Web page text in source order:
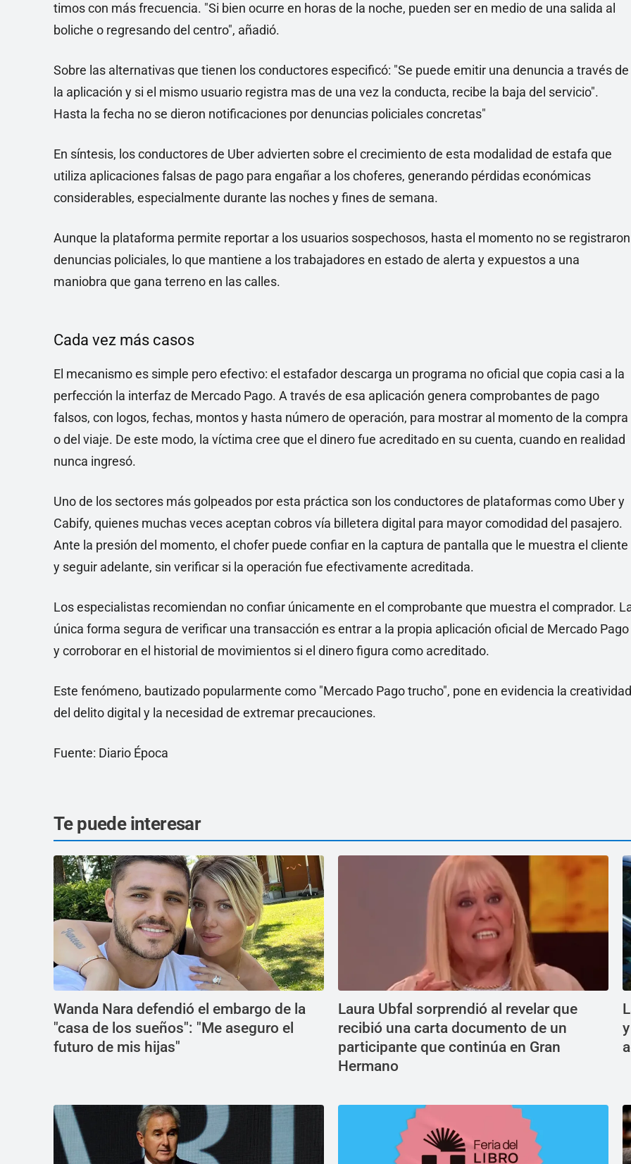
timos con más frecuencia. "Si bien ocurre en horas de la noche, pueden ser en medio de una salida al
boliche o regresando del centro", añadió.
Sobre las alternativas que tienen los conductores especificó: "Se puede emitir una denuncia a través de
la aplicación y si el mismo usuario registra mas de una vez la conducta, recibe la baja del servicio".
Hasta la fecha no se dieron notificaciones por denuncias policiales concretas"
En síntesis, los conductores de Uber advierten sobre el crecimiento de esta modalidad de estafa que
utiliza aplicaciones falsas de pago para engañar a los choferes, generando pérdidas económicas
considerables, especialmente durante las noches y fines de semana.
Aunque la plataforma permite reportar a los usuarios sospechosos, hasta el momento no se registraron
denuncias policiales, lo que mantiene a los trabajadores en estado de alerta y expuestos a una
maniobra que gana terreno en las calles.
Cada vez más casos
El mecanismo es simple pero efectivo: el estafador descarga un programa no oficial que copia casi a la
perfección la interfaz de Mercado Pago. A través de esa aplicación genera comprobantes de pago
falsos, con logos, fechas, montos y hasta número de operación, para mostrar al momento de la compra
o del viaje. De este modo, la víctima cree que el dinero fue acreditado en su cuenta, cuando en realidad
nunca ingresó.
Uno de los sectores más golpeados por esta práctica son los conductores de plataformas como Uber y
Cabify, quienes muchas veces aceptan cobros vía billetera digital para mayor comodidad del pasajero.
Ante la presión del momento, el chofer puede confiar en la captura de pantalla que le muestra el cliente
y seguir adelante, sin verificar si la operación fue efectivamente acreditada.
Los especialistas recomiendan no confiar únicamente en el comprobante que muestra el comprador.
única forma segura de verificar una transacción es entrar a la propia aplicación oficial de Mercado Pago
y corroborar en el historial de movimientos si el dinero figura como acreditado.
Este fenómeno, bautizado popularmente como "Mercado Pago trucho", pone en evidencia la creatividad
del delito digital y la necesidad de extremar precauciones.
Fuente: Diario Época
Te puede interesar
Wanda Nara defendió el embargo de la
"casa de los sueños": "Me aseguro el
futuro de mis hijas"
Laura Ubfal sorprendió al revelar que
recibió una carta documento de un
participante que continúa en Gran
Hermano